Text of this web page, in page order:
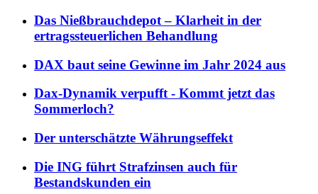
Das Nießbrauchdepot – Klarheit in der
ertragssteuerlichen Behandlung
DAX baut seine Gewinne im Jahr 2024 aus
Dax-Dynamik verpufft - Kommt jetzt das
Sommerloch?
Der unterschätzte Währungseffekt
Die ING führt Strafzinsen auch für
Bestandskunden ein